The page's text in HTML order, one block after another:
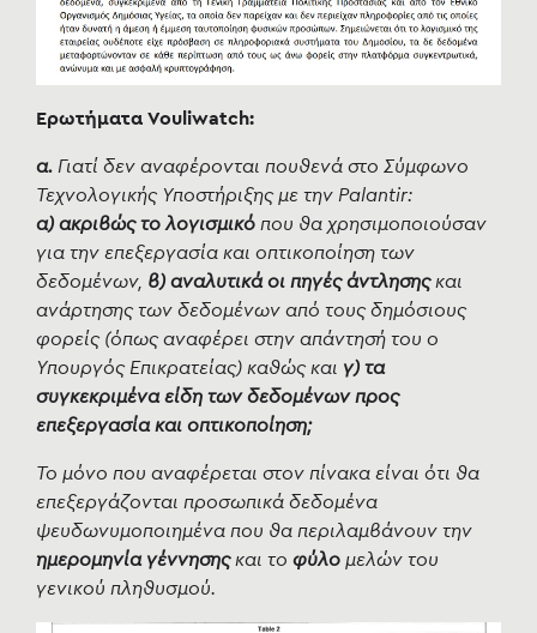
Ερωτήματα Vouliwatch:
α. Γιατί δεν αναφέρονται πουθενά στο Σύμφωνο
Τεχνολογικής Υποστήριξης με την Palantir:
α) ακριβώς το λογισμικό που θα χρησιμοποιούσαν
για την επεξεργασία και οπτικοποίηση των
δεδομένων, β) αναλυτικά οι πηγές άντλησηςκαι
ανάρτησης των δεδομένων από τους δημόσιους
φορείς (όπως αναφέρει στην απάντησή του ο
Υπουργός Επικρατείας) καθώς και γ) τα
συγκεκριμένα είδη των δεδομένων προς
επεξεργασία και οπτικοποίηση;
Το μόνο που αναφέρεται στον πίνακα είναι ότι θα
επεξεργάζονται προσωπικά δεδομένα
ψευδωνυμοποιημένα που θα περιλαμβάνουν την
ημερομηνία γέννησηςκαι το φύλο μελών του
γενικού πληθυσμού.